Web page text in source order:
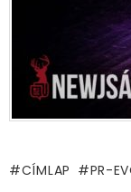
CÍMLAP PR-